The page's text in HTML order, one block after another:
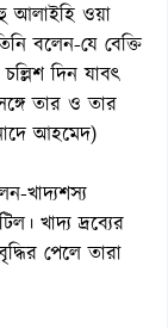
আলাইহি ওয়া
বলেন-যে বেক্তি
দিন যাবৎ
তার ও তার
আহমেদ)
খাদ্যশস্য
খাদ্য দ্রব্যের
পেলে তারা